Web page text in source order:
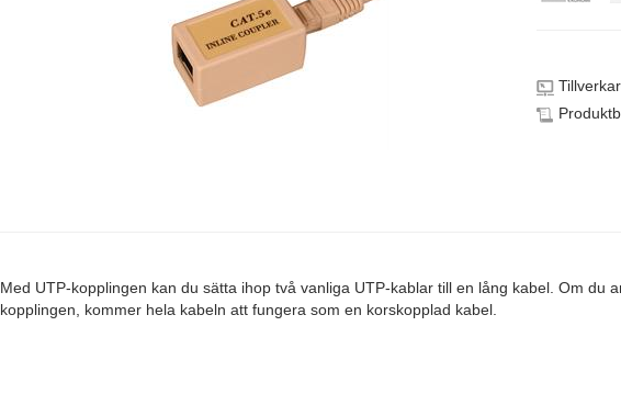
Med UTP-kopplingen kan du sätta ihop två vanliga UTP-kablar till en lång kabel. Om du
kopplingen, kommer hela kabeln att fungera som en korskopplad kabel.